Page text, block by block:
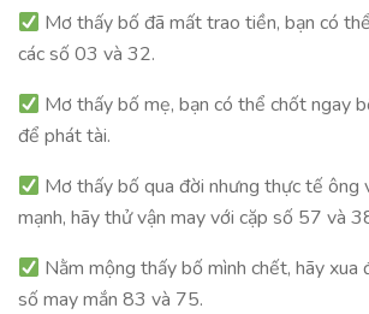
Mơ thấy bố đã mất trao tiền, bạn có
các số 03 và 32.
Mơ thấy bố mẹ, bạn có thể chốt ngay
để phát tài.
Mơ thấy bố qua đời nhưng thực tế ông
mạnh, hãy thử vận may với cặp số 57 và
Nằm mộng thấy bố mình chết, hãy xua
số may mắn 83 và 75.